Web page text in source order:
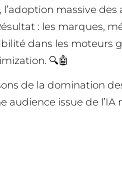
l’adoption massive
: les marques,
dans les
🔍🤖
de la domination
issue de l’IA